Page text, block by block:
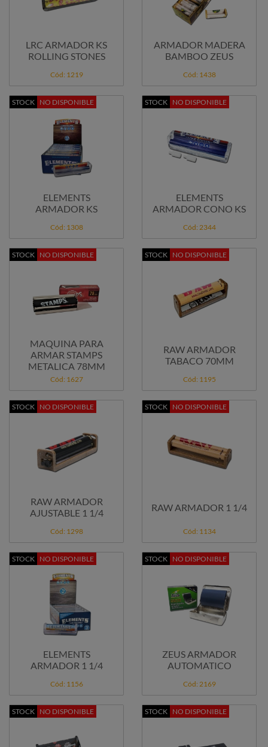
LRC ARMADOR KS
ROLLING STONES
Cód: 1219
ARMADOR MADERA
BAMBOO ZEUS
Cód: 1438
STOCK NO DISPONIBLE
ELEMENTS
ARMADOR KS
Cód: 1308
STOCK NO DISPONIBLE
ELEMENTS
ARMADOR CONO KS
Cód: 2344
STOCK NO DISPONIBLE
MAQUINA PARA
ARMAR STAMPS
METALICA 78MM
Cód: 1627
STOCK NO DISPONIBLE
RAW ARMADOR
TABACO 70MM
Cód: 1195
STOCK NO DISPONIBLE
RAW ARMADOR
AJUSTABLE 1 1/4
Cód: 1298
STOCK NO DISPONIBLE
RAW ARMADOR 1 1/4
Cód: 1134
STOCK NO DISPONIBLE
ELEMENTS
ARMADOR 1 1/4
Cód: 1156
STOCK NO DISPONIBLE
ZEUS ARMADOR
AUTOMATICO
Cód: 2169
STOCK NO DISPONIBLE STOCK NO DISPONIBLE